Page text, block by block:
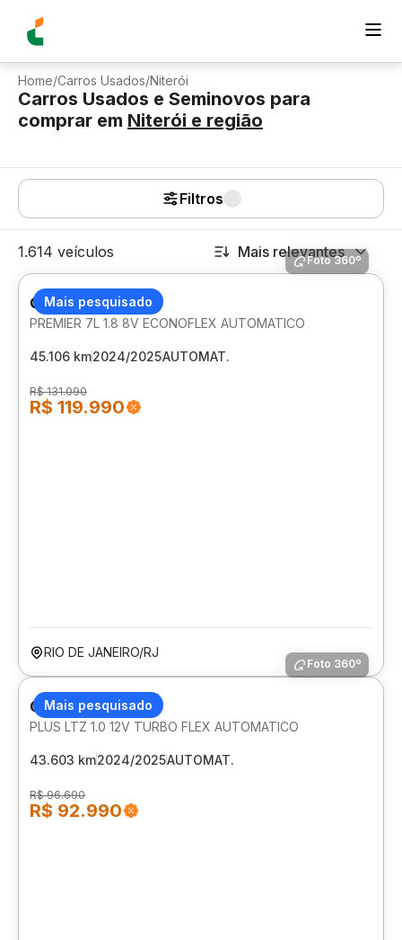
Home/Carros Usados/Niterói
Carros Usados e Seminovos para
comprar em Niterói e região
Filtros
1.614 veículos Mais relevantes
Mais pesquisado
Foto 360º
CHEVROLET SPIN
PREMIER 7L 1.8 8V ECONOFLEX AUTOMATICO
45.106 km2024/2025AUTOMAT.
R$ 131.090
R$ 119.990
RIO DE JANEIRO/RJ
Mais pesquisado
Foto 360º
CHEVROLET ONIX
PLUS LTZ 1.0 12V TURBO FLEX AUTOMATICO
43.603 km2024/2025AUTOMAT.
R$ 96.690
R$ 92.990